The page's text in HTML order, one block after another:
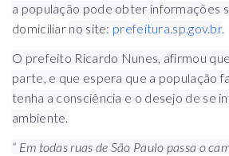
a população pode obter informações
domiciliar no site: prefeitura.sp.gov.br.
O prefeito Ricardo Nunes, afirmou
parte, e que espera que a população
tenha a consciência e o desejo de se
ambiente.
“ Em todas ruas de São Paulo passa o